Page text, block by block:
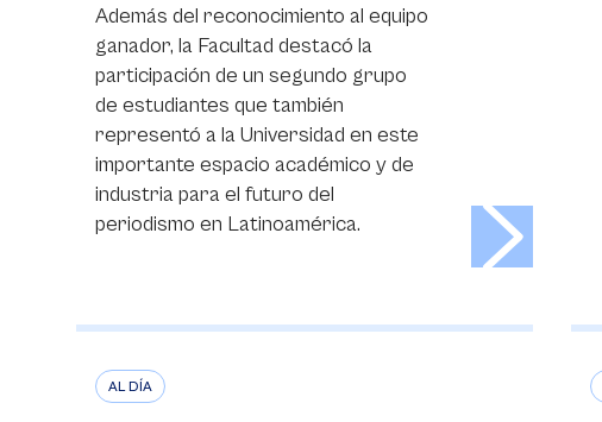
Además del reconocimiento al equipo
ganador, la Facultad destacó la
participación de un segundo grupo
de estudiantes que también
representó a la Universidad en este
importante espacio académico y de
industria para el futuro del
periodismo en Latinoamérica.
AL DÍA